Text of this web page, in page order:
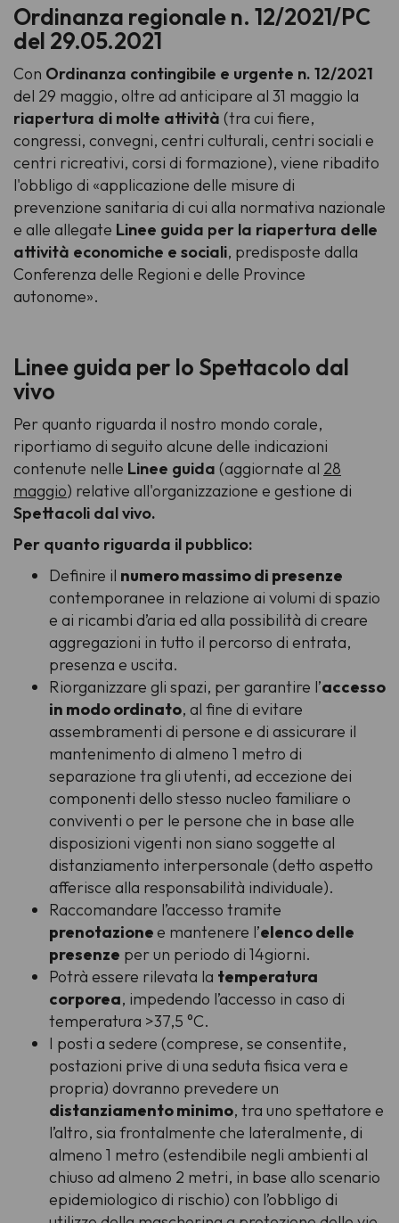
Ordinanza regionale n. 12/2021/PC
del 29.05.2021
Con Ordinanza contingibile e urgente n. 12/2021
del 29 maggio, oltre ad anticipare al 31 maggio la
riapertura di molte attività (tra cui fiere,
congressi, convegni, centri culturali, centri sociali e
centri ricreativi, corsi di formazione), viene ribadito
l'obbligo di «applicazione delle misure di
prevenzione sanitaria di cui alla normativa nazionale
e alle allegate Linee guida per la riapertura delle
attività economiche e sociali, predisposte dalla
Conferenza delle Regioni e delle Province
autonome».
Linee guida per lo Spettacolo dal
vivo
Per quanto riguarda il nostro mondo corale,
riportiamo di seguito alcune delle indicazioni
contenute nelle Linee guida (aggiornate al 28
maggio) relative all'organizzazione e gestione di
Spettacoli dal vivo.
Per quanto riguarda il pubblico:
Definire il numero massimo di presenze
contemporanee in relazione ai volumi di spazio
e ai ricambi d’aria ed alla possibilità di creare
aggregazioni in tutto il percorso di entrata,
presenza e uscita.
Riorganizzare gli spazi, per garantire l’accesso
in modo ordinato, al fine di evitare
assembramenti di persone e di assicurare il
mantenimento di almeno 1 metro di
separazione tra gli utenti, ad eccezione dei
componenti dello stesso nucleo familiare o
conviventi o per le persone che in base alle
disposizioni vigenti non siano soggette al
distanziamento interpersonale (detto aspetto
afferisce alla responsabilità individuale).
Raccomandare l’accesso tramite
prenotazionee mantenere l’elenco delle
presenze per un periodo di 14giorni.
Potrà essere rilevata la temperatura
corporea, impedendo l’accesso in caso di
temperatura >37,5 °C.
I posti a sedere (comprese, se consentite,
postazioni prive di una seduta fisica vera e
propria) dovranno prevedere un
distanziamento minimo, tra uno spettatore e
l’altro, sia frontalmente che lateralmente, di
almeno 1 metro (estendibile negli ambienti al
chiuso ad almeno 2 metri, in base allo scenario
epidemiologico di rischio) con l’obbligo di